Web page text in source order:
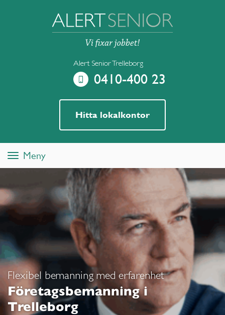
Alert Senior Trelleborg
0410-400 23
Hitta lokalkontor
ToggleMeny
Flexibel bemanning med erfarenhet
Företagsbemanning i
Trelleborg